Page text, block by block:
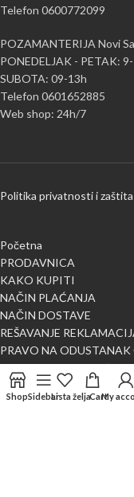
Telefon 0600772099
POZAMANTERIJA Novi
PONEDELJAK - PETAK:
SUBOTA: 09-13h
Telefon 0601652885
Web shop: 24h/7
Politika privatnosti i
Početna
PRODAVNICA
KAKO KUPITI
NAČIN PLAĆANJA
NAČIN DOSTAVE
REŠAVANJE
PRAVO NA
Obaveštenje o
BLOG
O NAMA
ShopSidebarLista željaCartMy